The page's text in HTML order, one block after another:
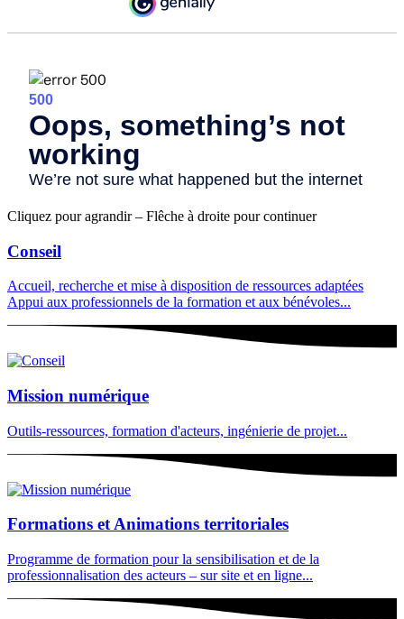
Cliquez pour agrandir – Flêche à droite pour continuer
Conseil
Accueil, recherche et mise à disposition de ressources adaptées
Appui aux professionnels de la formation et aux bénévoles...
Mission numérique
Outils-ressources, formation d'acteurs, ingénierie de projet...
Formations et Animations territoriales
Programme de formation pour la sensibilisation et de la
professionnalisation des acteurs – sur site et en ligne...